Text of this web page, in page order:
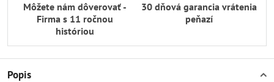
Môžete nám dôverovať -
Firma s 11 ročnou
históriou
30 dňová garancia vrátenia
peňazí
Popis